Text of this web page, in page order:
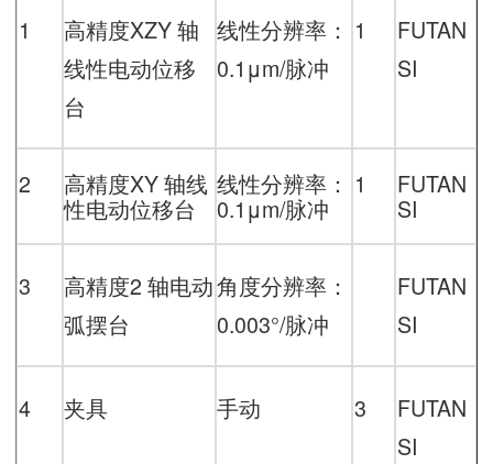
1 高精度XZY轴
线性电动位移
台
线性分辨率：
0.1μm/脉冲
1
FUTAN
SI
2 高精度XY轴线
性电动位移台
线性分辨率：
0.1μm/脉冲
1 FUTAN
SI
3 高精度2 轴电动
弧摆台
角度分辨率：
0.003°/脉冲
FUTAN
SI
4 夹具 手动 3
FUTAN
SI